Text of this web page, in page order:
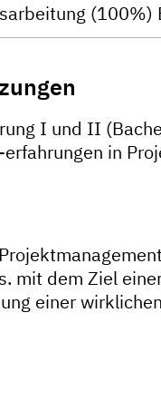
(100%)
I und II
in
mit dem Ziel
einer